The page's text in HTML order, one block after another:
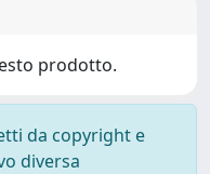
prodotto.
da copyright e
diversa